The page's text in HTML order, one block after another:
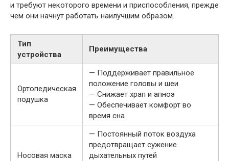
и требуют некоторого времени и приспособления, прежде
чем они начнут работать наилучшим образом.
Тип
устройства
Преимущества
Ортопедическая
подушка
— Поддерживает правильное
положение головы и шеи
— Снижает храп и апноэ
— Обеспечивает комфорт во
время сна
Носовая маска
— Постоянный поток воздуха
предотвращает сужение
дыхательных путей